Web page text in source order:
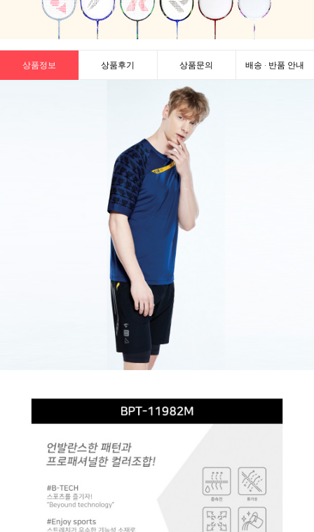
상품정보 상품후기 상품문의 배송 · 반품 안내